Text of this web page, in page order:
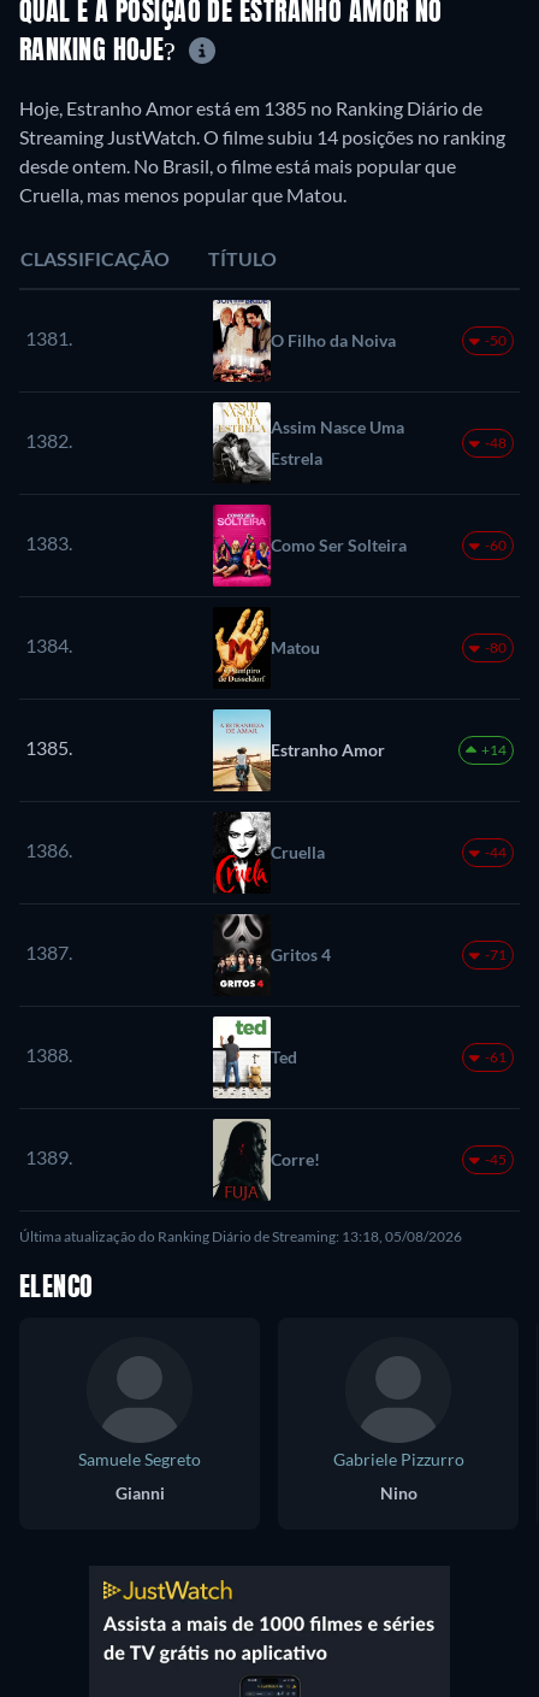
QUAL É A POSIÇÃO DE ESTRANHO AMOR NO
RANKING HOJE?
Hoje, Estranho Amor está em 1385 no Ranking Diário de
Streaming JustWatch. O filme subiu 14 posições no ranking
desde ontem. No Brasil, o filme está mais popular que
Cruella, mas menos popular que Matou.
CLASSIFICAÇÃO TÍTULO
1381. O Filho da Noiva -50
1382.
Assim Nasce Uma
Estrela
-48
1383. Como Ser Solteira -60
1384. Matou -80
1385. Estranho Amor +14
1386. Cruella -44
1387. Gritos 4 -71
1388. Ted -61
1389. Corre! -45
Última atualização do Ranking Diário de Streaming: 13:18, 05/08/2026
ELENCO
Samuele Segreto
Gianni
Gabriele Pizzurro
Nino